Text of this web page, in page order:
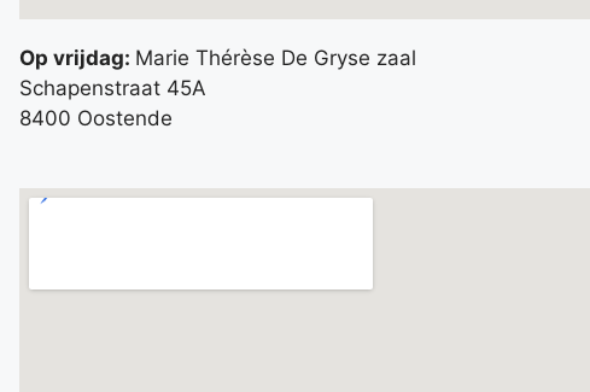
Op vrijdag: Marie Thérèse De Gryse zaal
Schapenstraat 45A
8400 Oostende